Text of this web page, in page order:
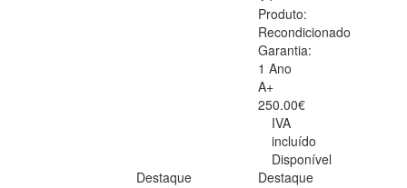
Produto:
Recondicionado
Garantia:
1 Ano
A+
250.00€
IVA
incluído
Disponível
Destaque
Destaque